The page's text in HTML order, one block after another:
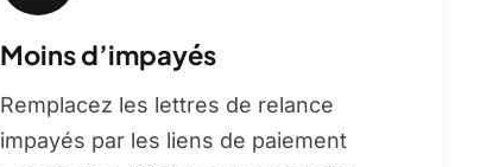
Moins d’impayés
Remplacez les lettres de relance
impayés par les liens de paiement